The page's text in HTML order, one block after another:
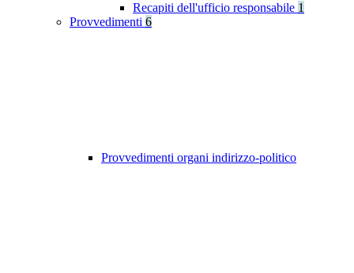
Recapiti dell'ufficio responsabile 1
Provvedimenti 6
Provvedimenti organi indirizzo-politico